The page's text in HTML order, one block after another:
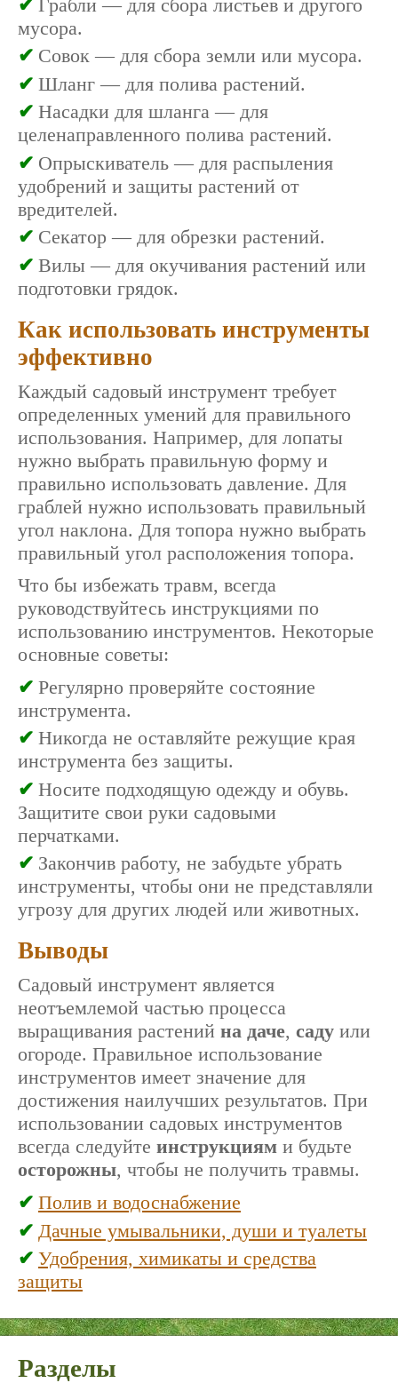
Грабли — для сбора листьев и другого
мусора.
Совок — для сбора земли или мусора.
Шланг — для полива растений.
Насадки для шланга — для
целенаправленного полива растений.
Опрыскиватель — для распыления
удобрений и защиты растений от
вредителей.
Секатор — для обрезки растений.
Вилы — для окучивания растений или
подготовки грядок.
Как использовать инструменты
эффективно
Каждый садовый инструмент требует
определенных умений для правильного
использования. Например, для лопаты
нужно выбрать правильную форму и
правильно использовать давление. Для
граблей нужно использовать правильный
угол наклона. Для топора нужно выбрать
правильный угол расположения топора.
Что бы избежать травм, всегда
руководствуйтесь инструкциями по
использованию инструментов. Некоторые
основные советы:
Регулярно проверяйте состояние
инструмента.
Никогда не оставляйте режущие края
инструмента без защиты.
Носите подходящую одежду и обувь.
Защитите свои руки садовыми
перчатками.
Закончив работу, не забудьте убрать
инструменты, чтобы они не представляли
угрозу для других людей или животных.
Выводы
Садовый инструмент является
неотъемлемой частью процесса
выращивания растений на даче, саду или
огороде. Правильное использование
инструментов имеет значение для
достижения наилучших результатов. При
использовании садовых инструментов
всегда следуйте инструкциям и будьте
осторожны, чтобы не получить травмы.
Полив и водоснабжение
Дачные умывальники, души и туалеты
Удобрения, химикаты и средства
защиты
Разделы